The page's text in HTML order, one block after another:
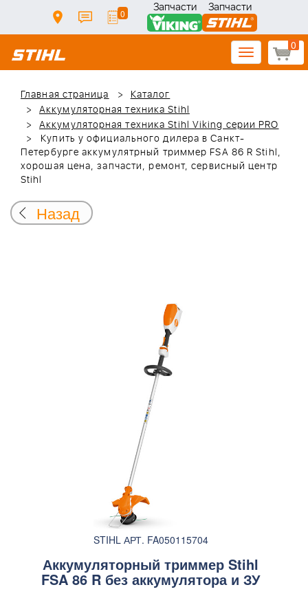
0 Запчасти Запчасти
0
Toggle
navigation
Главная страница
Каталог
Аккумуляторная техника Stihl
Аккумуляторная техника Stihl Viking серии PRO
Купить у официального дилера в Санкт-
Петербурге аккумулятрный триммер FSA 86 R Stihl,
хорошая цена, запчасти, ремонт, сервисный центр
Stihl
Назад
STIHL АРТ. FA050115704
Аккумуляторный триммер Stihl
FSA 86 R без аккумулятора и ЗУ